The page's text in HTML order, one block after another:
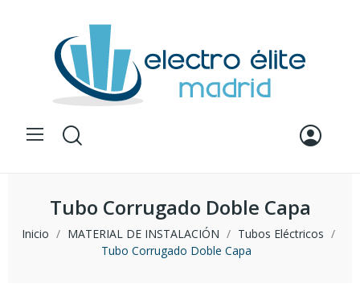
Tubo Corrugado Doble Capa
Inicio MATERIAL DE INSTALACIÓN
Tubos Eléctricos
Tubo Corrugado Doble Capa